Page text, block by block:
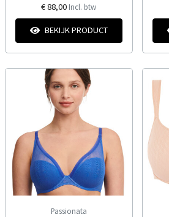
€ 88,00 Incl. btw
BEKIJK PRODUCT
Passionata